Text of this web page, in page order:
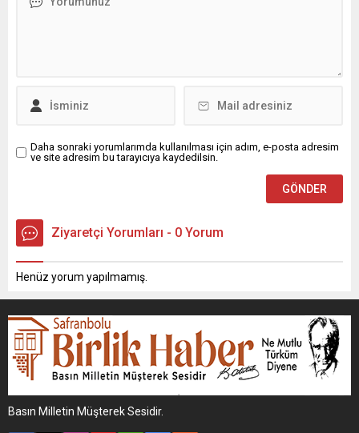
Daha sonraki yorumlarımda kullanılması için adım, e-posta adresim
ve site adresim bu tarayıcıya kaydedilsin.
Ziyaretçi Yorumları - 0 Yorum
Henüz yorum yapılmamış.
Basın Milletin Müşterek Sesidir.